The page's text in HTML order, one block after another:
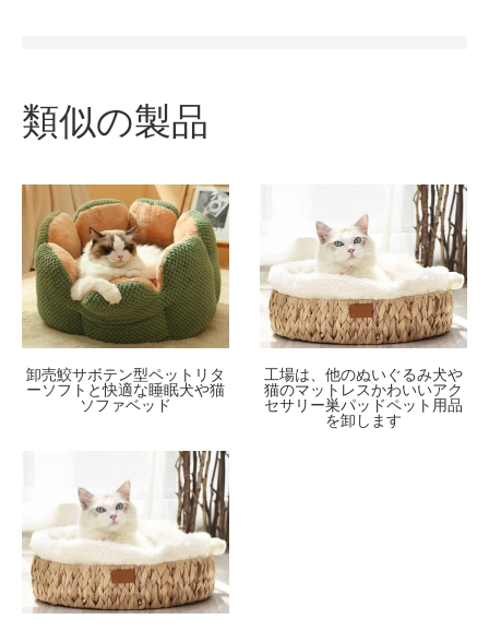
類似の製品
卸売鮫サボテン型ペットリタ
ーソフトと快適な睡眠犬や猫
ソファベッド
工場は、他のぬいぐるみ犬や
猫のマットレスかわいいアク
セサリー巣パッドペット用品
を卸します